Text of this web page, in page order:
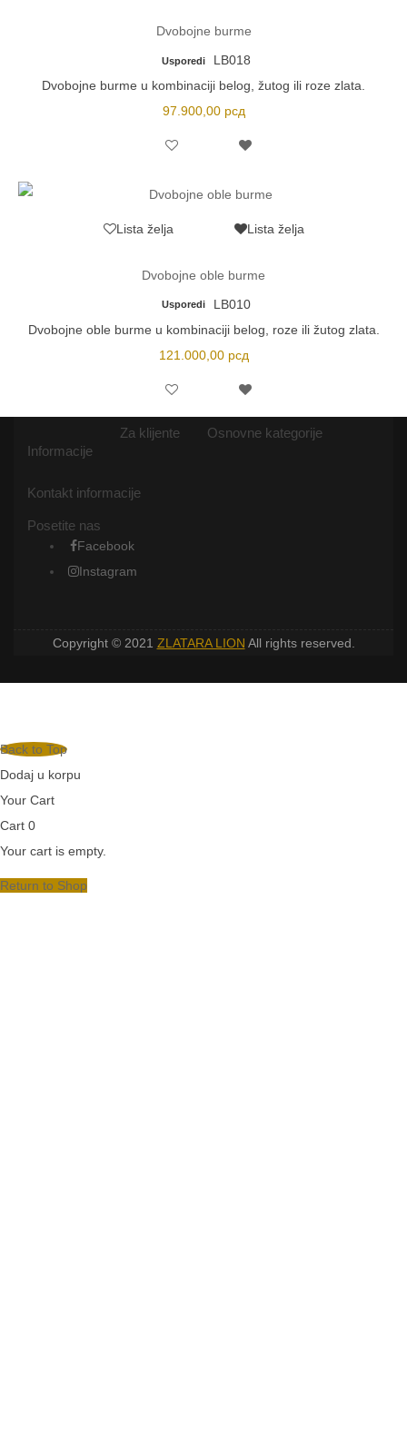
Dvobojne burme
Usporedi
LB018
Dvobojne burme u kombinaciji belog, žutog ili roze zlata.
97.900,00 рсд
Lista želja Lista želja
Dvobojne oble burme
Usporedi
LB010
Dvobojne oble burme u kombinaciji belog, roze ili žutog zlata.
121.000,00 рсд
Informacije
Za klijente Osnovne kategorije
Kontakt informacije
Posetite nas
Facebook
Instagram
Copyright © 2021 ZLATARA LION All rights reserved.
Back to Top
Dodaj u korpu
Your Cart
Cart 0
Your cart is empty.
Return to Shop